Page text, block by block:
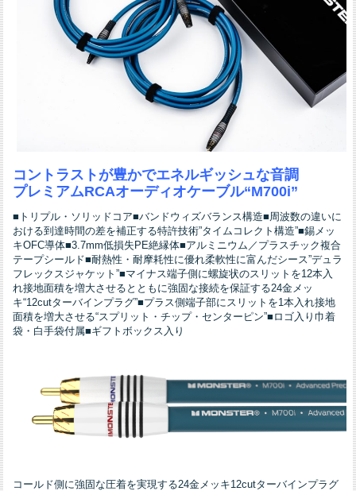
コントラストが豊かでエネルギッシュな音調
プレミアムRCAオーディオケーブル“M700i”
■トリプル・ソリッドコア■バンドウィズバランス構造■周波数の違いに
おける到達時間の差を補正する特許技術”タイムコレクト構造”■錫メッ
キOFC導体■3.7mm低損失PE絶縁体■アルミニウム／プラスチック複合
テープシールド■耐熱性・耐摩耗性に優れ柔軟性に富んだシース”デュラ
フレックスジャケット”■マイナス端子側に螺旋状のスリットを12本入
れ接地面積を増大させるとともに強固な接続を保証する24金メッ
キ“12cutターバインプラグ”■プラス側端子部にスリットを1本入れ接地
面積を増大させる“スプリット・チップ・センターピン”■ロゴ入り巾着
袋・白手袋付属■ギフトボックス入り
コールド側に強固な圧着を実現する24金メッキ12cutターバインプラグ